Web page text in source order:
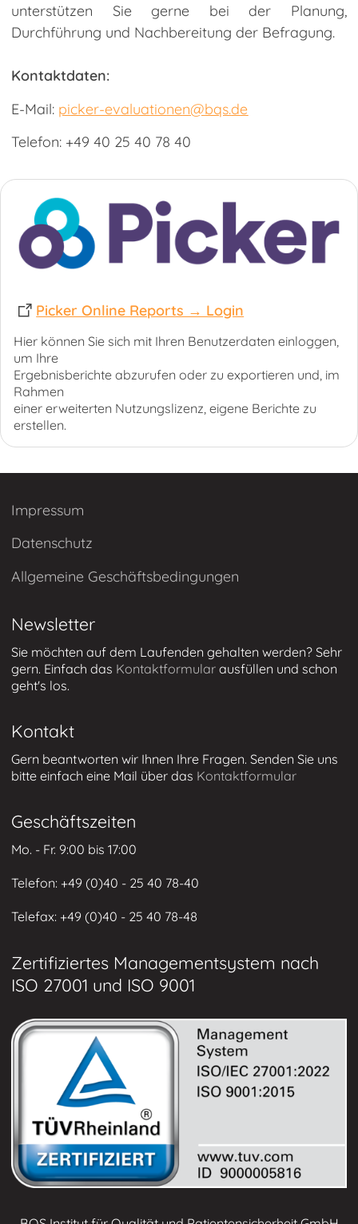
unterstützen Sie gerne bei der Planung,
Durchführung und Nachbereitung der Befragung.
Kontaktdaten:
E-Mail: p ck r- v l t n n bqsd
Telefon: +49 40 25 40 78 40
Picker Online Reports → Login
Hier können Sie sich mit Ihren Benutzerdaten einloggen,
um Ihre
Ergebnisberichte abzurufen oder zu exportieren und, im
Rahmen
einer erweiterten Nutzungslizenz, eigene Berichte zu
erstellen.
Impressum
Datenschutz
Allgemeine Geschäftsbedingungen
Newsletter
Sie möchten auf dem Laufenden gehalten werden? Sehr
gern. Einfach das Kontaktformular ausfüllen und schon
geht's los.
Kontakt
Gern beantworten wir Ihnen Ihre Fragen. Senden Sie uns
bitte einfach eine Mail über das Kontaktformular
Geschäftszeiten
Mo. - Fr. 9:00 bis 17:00
Telefon: +49 (0)40 - 25 40 78-40
Telefax: +49 (0)40 - 25 40 78-48
Zertifiziertes Managementsystem nach
ISO 27001 und ISO 9001